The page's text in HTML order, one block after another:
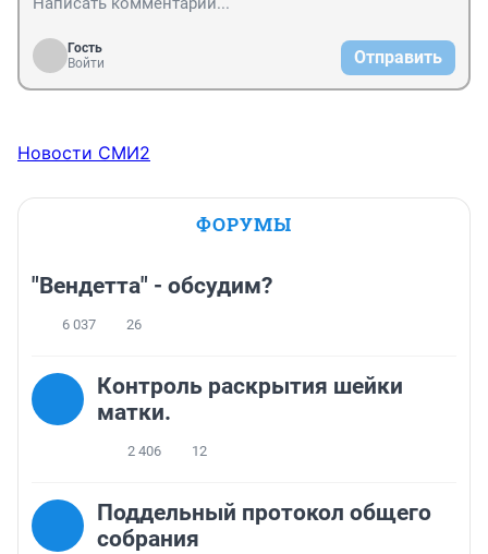
Гость
Войти
Отправить
Новости СМИ2
ФОРУМЫ
"Вендетта" - обсудим?
6 037 26
Контроль раскрытия шейки
матки.
2 406 12
Поддельный протокол общего
собрания